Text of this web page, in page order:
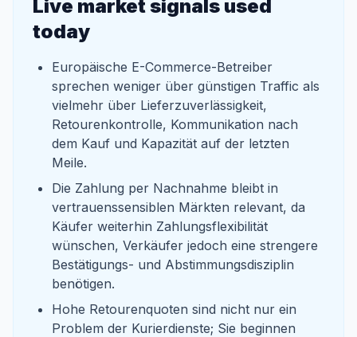
Live market signals used
today
Europäische E-Commerce-Betreiber
sprechen weniger über günstigen Traffic als
vielmehr über Lieferzuverlässigkeit,
Retourenkontrolle, Kommunikation nach
dem Kauf und Kapazität auf der letzten
Meile.
Die Zahlung per Nachnahme bleibt in
vertrauenssensiblen Märkten relevant, da
Käufer weiterhin Zahlungsflexibilität
wünschen, Verkäufer jedoch eine strengere
Bestätigungs- und Abstimmungsdisziplin
benötigen.
Hohe Retourenquoten sind nicht nur ein
Problem der Kurierdienste; Sie beginnen